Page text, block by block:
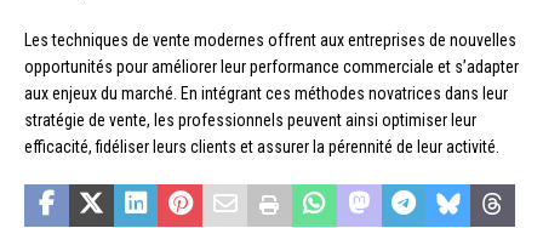
Les techniques de vente modernes offrent aux entreprises de nouvelles
opportunités pour améliorer leur performance commerciale et s’adapter
aux enjeux du marché. En intégrant ces méthodes novatrices dans leur
stratégie de vente, les professionnels peuvent ainsi optimiser leur
efficacité, fidéliser leurs clients et assurer la pérennité de leur activité.